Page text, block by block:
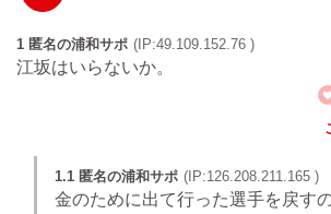
1 匿名の浦和サポ (IP:49.109.152.76 )
江坂はいらないか。
1.1 匿名の浦和サポ (IP:126.208.211.165 )
金のために出て行った選手を戻す